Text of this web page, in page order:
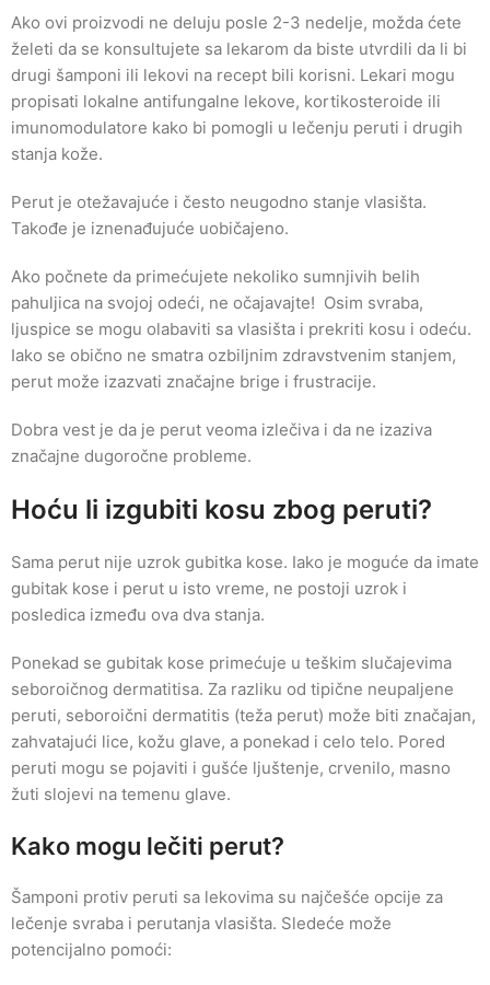
Ako ovi proizvodi ne deluju posle 2-3 nedelje, možda ćete
želeti da se konsultujete sa lekarom da biste utvrdili da li bi
drugi šamponi ili lekovi na recept bili korisni. Lekari mogu
propisati lokalne antifungalne lekove, kortikosteroide ili
imunomodulatore kako bi pomogli u lečenju peruti i drugih
stanja kože.
Perut je otežavajuće i često neugodno stanje vlasišta.
Takođe je iznenađujuće uobičajeno.
Ako počnete da primećujete nekoliko sumnjivih belih
pahuljica na svojoj odeći, ne očajavajte! Osim svraba,
ljuspice se mogu olabaviti sa vlasišta i prekriti kosu i odeću.
Iako se obično ne smatra ozbiljnim zdravstvenim stanjem,
perut može izazvati značajne brige i frustracije.
Dobra vest je da je perut veoma izlečiva i da ne izaziva
značajne dugoročne probleme.
Hoću li izgubiti kosu zbog peruti?
Sama perut nije uzrok gubitka kose. Iako je moguće da imate
gubitak kose i perut u isto vreme, ne postoji uzrok i
posledica između ova dva stanja.
Ponekad se gubitak kose primećuje u teškim slučajevima
seboroičnog dermatitisa. Za razliku od tipične neupaljene
peruti, seboroični dermatitis (teža perut) može biti značajan,
zahvatajući lice, kožu glave, a ponekad i celo telo. Pored
peruti mogu se pojaviti i gušće ljuštenje, crvenilo, masno
žuti slojevi na temenu glave.
Kako mogu lečiti perut?
Šamponi protiv peruti sa lekovima su najčešće opcije za
lečenje svraba i perutanja vlasišta. Sledeće može
potencijalno pomoći: